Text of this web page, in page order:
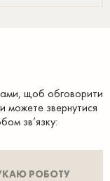
щоб обговорити
можете звернутися
зв’язку:
РОБОТУ